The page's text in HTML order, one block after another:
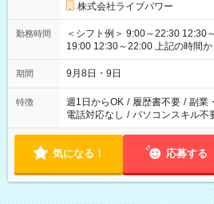
株式会社ライブパワー
勤務時間
＜シフト例＞ 9:00～22:30 12:30
19:00 12:30～22:00 上記の時間から好きな時間を選べます！ ※
時間は変更となる可能性がありま
期間 9月8日・9日
特徴 週1日からOK / 履歴書不要 / 副業
電話対応なし / パソコンスキル不
気になる！ 応募する